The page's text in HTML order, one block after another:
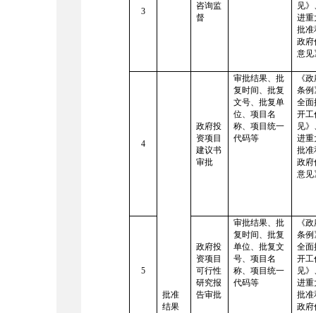
3
咨询监
督
见
进重
批准
政府
意见
4
批准
结果
政府投
资项目
建议书
审批
审批结果、批
复时间、批复
文号、批复单
位、项目名
称、项目统一
代码等
《
条例
全面
开工
见
进重
批准
政府
意见
5
政府投
资项目
可行性
研究报
告审批
审批结果、批
复时间、批复
单位、批复文
号、项目名
称、项目统一
代码等
《
条例
全面
开工
见
进重
批准
政府